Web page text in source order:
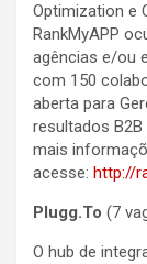
Optimization e
RankMyAPP
agências e/ou
com 150
aberta para
resultados
mais
acesse: http://
Plugg.To (7
O hub de